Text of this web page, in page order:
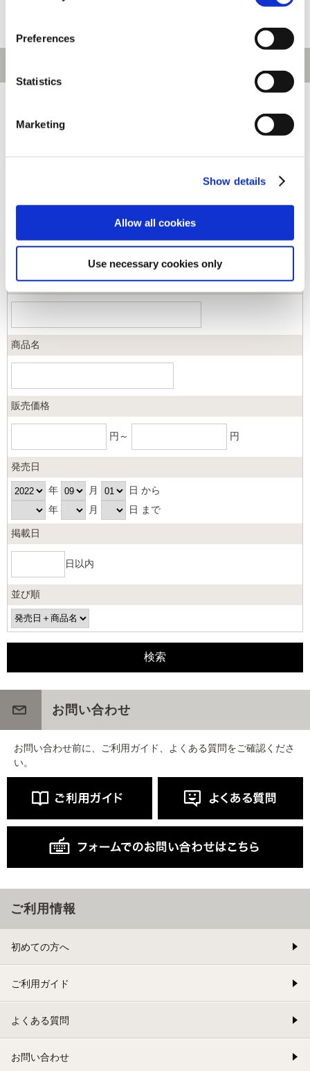
Preferences
Statistics
Marketing
Show details
Allow all cookies
Use necessary cookies only
ジャンル
商品コード
商品名
販売価格
円～ 円
発売日
年 月
日 から
年
月 日 まで
掲載日
日以内
並び順
お問い合わせ
お問い合わせ前に、ご利用ガイド、よくある質問をご確認くださ
い。
ご利用情報
初めての方へ
ご利用ガイド
よくある質問
お問い合わせ